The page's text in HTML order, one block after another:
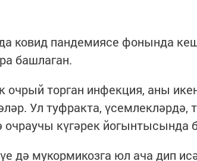
ковид пандемиясе фонында
башлаган.
торган инфекция, аны
Ул туфракта, үсемлекләрдә,
күгәрек йогынтысында
дә мукормикозга юл ача дип